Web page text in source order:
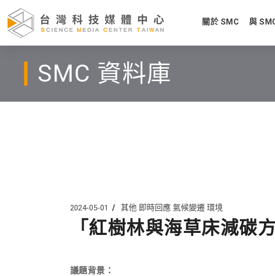
關於 SMC 與
SMC 資料庫
2024-05-01 其他 即時回應 氣候變遷 環境
「紅樹林與海草床減碳
議題背景：